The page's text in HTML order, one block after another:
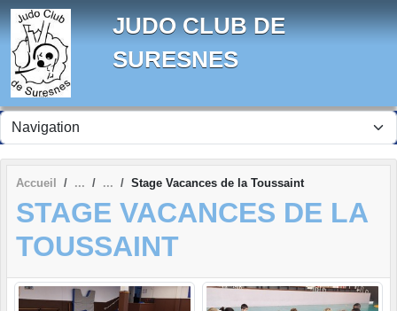
JUDO CLUB DE
SURESNES
Accueil Stage Vacances de la Toussaint
STAGE VACANCES DE LA
TOUSSAINT
Panneau de gestion des cookies